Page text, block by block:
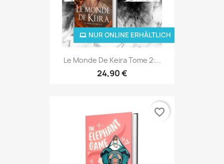
Le Monde De Keira Tome 2:...
24,90 €
NUR ONLINE ERHÄLTLICH
favorite_border